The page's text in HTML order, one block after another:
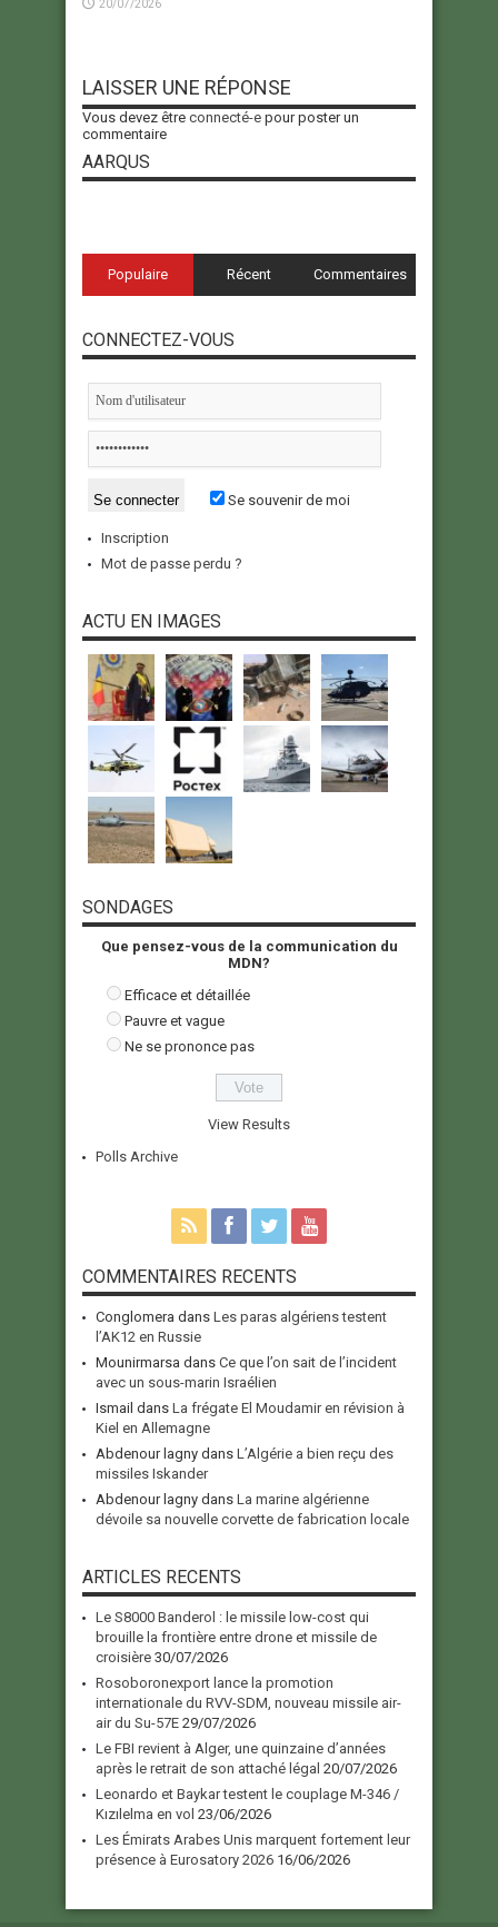
20/07/2026
LAISSER UNE RÉPONSE
Vous devez être connecté-e pour poster un
commentaire
AARQUS
Populaire Récent Commentaires
CONNECTEZ-VOUS
Se souvenir de moi
Inscription
Mot de passe perdu ?
ACTU EN IMAGES
SONDAGES
Que pensez-vous de la communication du
MDN?
Efficace et détaillée
Pauvre et vague
Ne se prononce pas
View Results
Polls Archive
COMMENTAIRES RECENTS
Conglomera dans Les paras algériens testent
l’AK12 en Russie
Mounirmarsa dans Ce que l’on sait de l’incident
avec un sous-marin Israélien
Ismail dans La frégate El Moudamir en révision à
Kiel en Allemagne
Abdenour lagny dans L’Algérie a bien reçu des
missiles Iskander
Abdenour lagny dans La marine algérienne
dévoile sa nouvelle corvette de fabrication locale
ARTICLES RECENTS
Le S8000 Banderol : le missile low-cost qui
brouille la frontière entre drone et missile de
croisière 30/07/2026
Rosoboronexport lance la promotion
internationale du RVV-SDM, nouveau missile air-
air du Su-57E 29/07/2026
Le FBI revient à Alger, une quinzaine d’années
après le retrait de son attaché légal 20/07/2026
Leonardo et Baykar testent le couplage M-346 /
Kızılelma en vol 23/06/2026
Les Émirats Arabes Unis marquent fortement leur
présence à Eurosatory 2026 16/06/2026